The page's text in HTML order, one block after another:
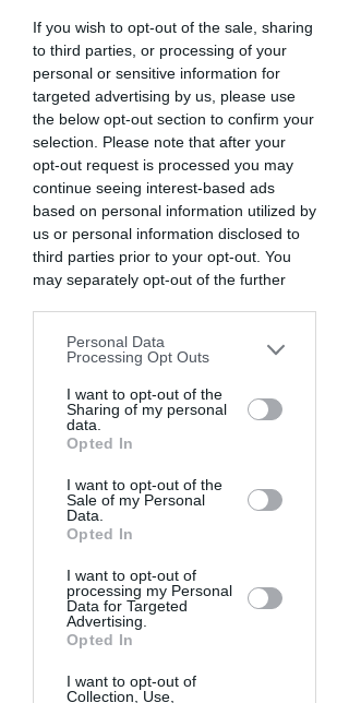
If you wish to opt-out of the sale, sharing
to third parties, or processing of your
personal or sensitive information for
targeted advertising by us, please use
the below opt-out section to confirm your
selection. Please note that after your
opt-out request is processed you may
continue seeing interest-based ads
based on personal information utilized by
us or personal information disclosed to
third parties prior to your opt-out. You
may separately opt-out of the further
downstream participants. This
information may also be disclosed by us
to third parties on theIAB’s List of
Downstream Participantsthat may
further disclose it to other third parties.
Personal Data
Processing Opt Outs
I want to opt-out of the
Sharing of my personal
data.
Opted In
I want to opt-out of the
Sale of my Personal
Data.
Opted In
I want to opt-out of
processing my Personal
Data for Targeted
Advertising.
Opted In
I want to opt-out of
Collection, Use,
En dessous de 5 000 € de CA, tu es
automatiquement exonéré de CFE. Pas
besoin de te soucier de la mensualisation
dans ce cas.
Comment ça se calcule ?
🔢
Chaque mensualité = ta CFE de l'année
précédente ÷ 10.
En décembre, une régularisation est
effectuée :
Si ta CFE a augmenté, un prélèvement
complémentaire est effectué le 15
Si elle a diminué, tu reçois un
remboursement.
Les avantages de la
mensualisation ✅
10 prélèvements automatiques le 15 de
chaque mois (de janvier à octobre)
Zéro frais supplémentaire
Reconduction automatique chaque
année : pas besoin de refaire la
démarche